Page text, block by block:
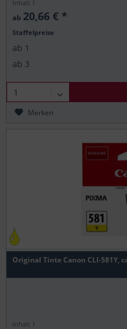
Inhalt 1
ab 20,66 € *
Staffelpreise
ab 1
ab 3
Merken
Original Tinte Canon CLI-581Y,
Inhalt 1